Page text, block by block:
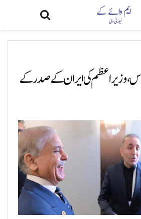
کی ایران کے صدر کے